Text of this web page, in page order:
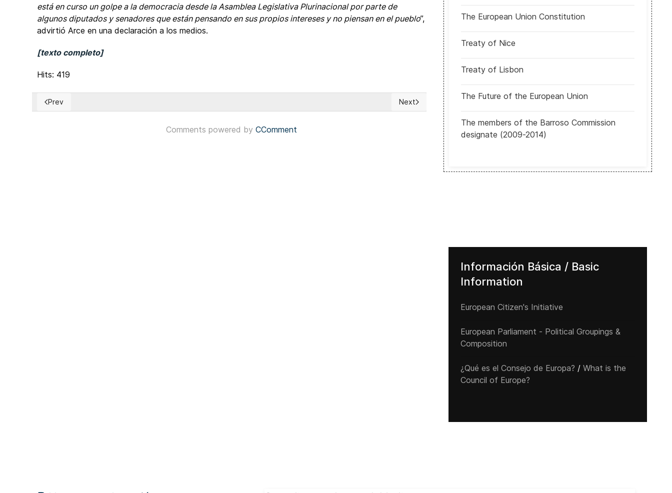
está en curso un golpe a la democracia desde la Asamblea Legislativa Plurinacional por parte de
algunos diputados y senadores que están pensando en sus propios intereses y no piensan en el pueblo”,
advirtió Arce en una declaración a los medios.
[texto completo]
Hits: 419
Previous article: Chile: Oposición de derecha podría obtener una mayoría en el Congreso
Prev Next article: UE: Presidenta de la Comisión Europea superó dos mociones de
Next
Comments powered byCComment
The European Union Constitution
Treaty of Nice
Treaty of Lisbon
The Future of the European Union
The members of the Barroso Commission
designate (2009-2014)
Información Básica / Basic
Information
European Citizen's Initiative
European Parliament - Political Groupings &
Composition
¿Qué es el Consejo de Europa? / What is the
Council of Europe?